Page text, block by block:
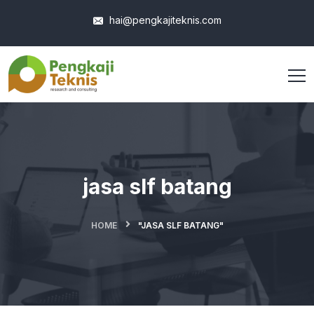
hai@pengkajiteknis.com
jasa slf batang
HOME "JASA SLF BATANG"